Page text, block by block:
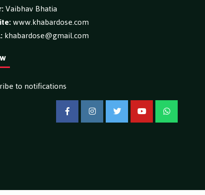
Vaibhav Bhatia
www.khabardose.com
khabardose@gmail.com
to notifications
FacebookInstagramTwitter YouTubeWhatsApp